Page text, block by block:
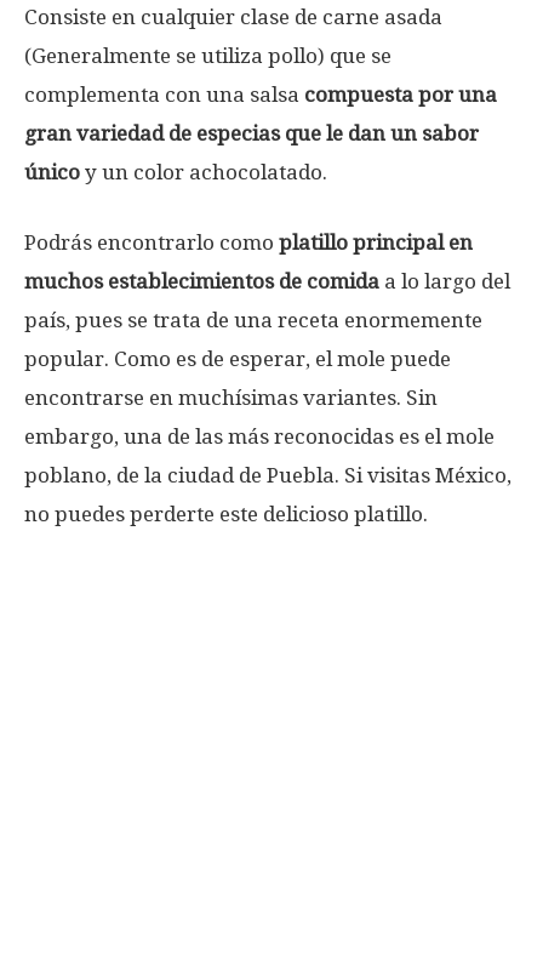
Consiste en cualquier clase de carne asada
(Generalmente se utiliza pollo) que se
complementa con una salsa compuesta por una
gran variedad de especias que le dan un sabor
único y un color achocolatado.
Podrás encontrarlo como platillo principal en
muchos establecimientos de comida a lo largo del
país, pues se trata de una receta enormemente
popular. Como es de esperar, el mole puede
encontrarse en muchísimas variantes. Sin
embargo, una de las más reconocidas es el mole
poblano, de la ciudad de Puebla. Si visitas México,
no puedes perderte este delicioso platillo.